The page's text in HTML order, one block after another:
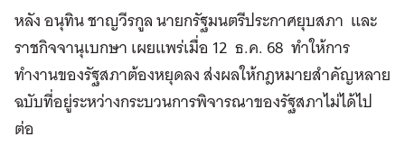
หลัง อนุทิน ชาญวีรกูล นายกรัฐมนตรีประกาศยุบสภา และ
ราชกิจจานุเบกษา เผยแพร่เมื่อ 12 ธ.ค. 68 ทำให้การ
ทำงานของรัฐสภาต้องหยุดลง ส่งผลให้กฎหมายสำคัญหลาย
ฉบับที่อยู่ระหว่างกระบวนการพิจารณาของรัฐสภาไม่ได้ไป
ต่อ